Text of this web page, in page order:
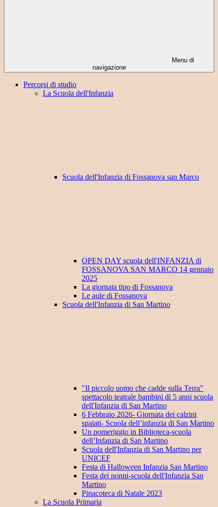
Menu di
navigazione
Percorsi di studio
La Scuola dell'Infanzia
Scuola dell'Infanzia di Fossanova san Marco
OPEN DAY scuola dell'INFANZIA di
FOSSANOVA SAN MARCO 14 gennaio
2025
La giornata tipo di Fossanova
Le aule di Fossanova
Scuola dell'Infanzia di San Martino
"Il piccolo uomo che cadde sulla Terra"
spettacolo teatrale bambini di 5 anni scuola
dell'Infanzia di San Martino
6 Febbraio 2026- Giornata dei calzini
spaiati- Scuola dell’infanzia di San Martino
Un pomeriggio in Biblioteca-scuola
dell’Infanzia di San Martino
Scuola dell'Infanzia di San Martino per
UNICEF
Festa di Halloween Infanzia San Martino
Festa dei nonni-scuola dell'Infanzia San
Martino
Pinacoteca di Natale 2023
La Scuola Primaria